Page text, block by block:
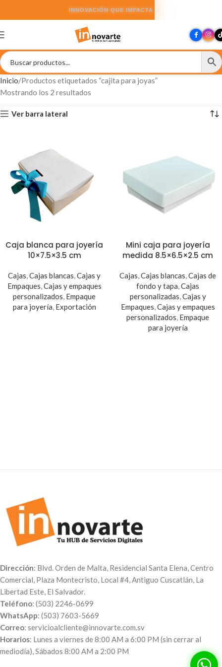
INNOVACIÓN QUE IMPACTA
Inicio Productos etiquetados “cajita para joyas”
Mostrando los 2 resultados
Ver barra lateral
Caja blanca para joyería
10×7.5×3.5 cm
Cajas,Cajas blancas,Cajas y
Empaques,Cajas y empaques
personalizados, Empaque
para joyería, Exportación
Mini caja para joyería
medida 8.5×6.5×2.5 cm
Cajas,Cajas blancas,Cajas de
fondo y tapa,Cajas
personalizadas,Cajas y
Empaques,Cajas y empaques
personalizados, Empaque
para joyería
Dirección: Blvd. Orden de Malta, Residencial Santa Elena, Centro
Comercial, Plaza Montecristo, Local #4, Antiguo Cuscatlán, La
Libertad Este, El Salvador.
Teléfono: (503) 2246-0699
WhatsApp: (503) 7603-5669
Correo: servicioalcliente@innovarte.com.sv
Horarios: Lunes a viernes de 8:00 AM a 6:00 PM (sin cerrar al
mediodía), Sábados 8:00 AM a 2:00 PM